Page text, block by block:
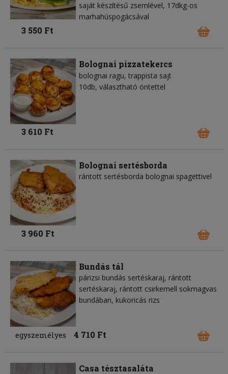
saját készítésű zsemlével, 17dkg-os
marhahúspogácsával
3 550 Ft
Bolognai pizzatekercs
bolognai ragu trappista sajt
10db, választható öntettel
3 610 Ft
Bolognai sertésborda
rántott sertésborda bolognai spagettivel
3 960 Ft
Bundás tál
párizsi bundás sertéskaraj, rántott
sertéskaraj, rántott csirkemell sokmagvas
bundában, kukoricás rizs
egyszemélyes 4 710 Ft
Casa tésztasaláta